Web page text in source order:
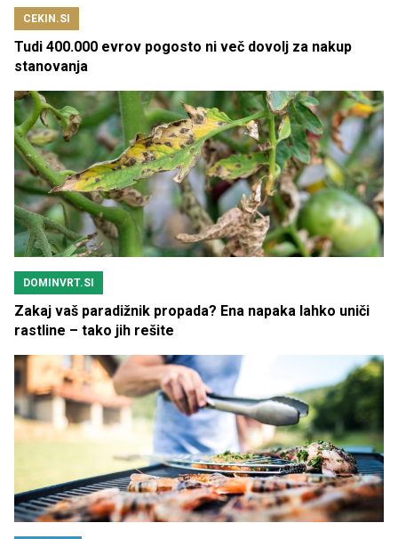
CEKIN.SI
Tudi 400.000 evrov pogosto ni več dovolj za nakup
stanovanja
DOMINVRT.SI
Zakaj vaš paradižnik propada? Ena napaka lahko uniči
rastline – tako jih rešite